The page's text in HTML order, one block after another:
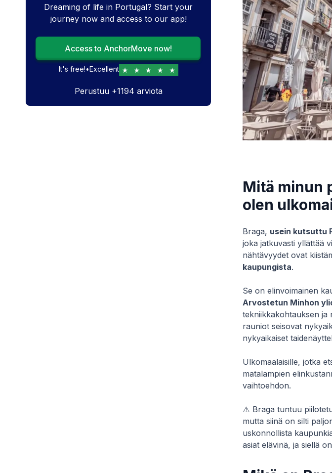
Dreaming of life in Portugal? Start your
journey now and access to our app!
Access to AnchorMove now!
It's free!•Excellent
Perustuu+1194 arviota
Mitä minun
olen
Braga, usein kutsuttu
joka jatkuvasti yllättää
nähtävyydet ovat
kaupungista.
Se on elinvoimainen
Arvostetun Minhon
tekniikkakohtauksen ja
rauniot seisovat
nykyaikaiset
Ulkomaalaisille, jotka
matalampien
vaihtoehdon.
⚠️ Braga tuntuu
mutta siinä on silti
uskonnollista
asiat elävinä, ja siellä